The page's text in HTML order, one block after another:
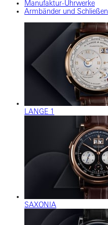
Manufaktur-Uhrwerke
Armbänder und Schließen
LANGE 1
SAXONIA